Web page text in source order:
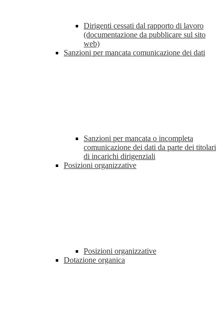
Dirigenti cessati dal rapporto di lavoro
(documentazione da pubblicare sul sito
web)
Sanzioni per mancata comunicazione dei dati
Sanzioni per mancata o incompleta
comunicazione dei dati da parte dei titolari
di incarichi dirigenziali
Posizioni organizzative
Posizioni organizzative
Dotazione organica